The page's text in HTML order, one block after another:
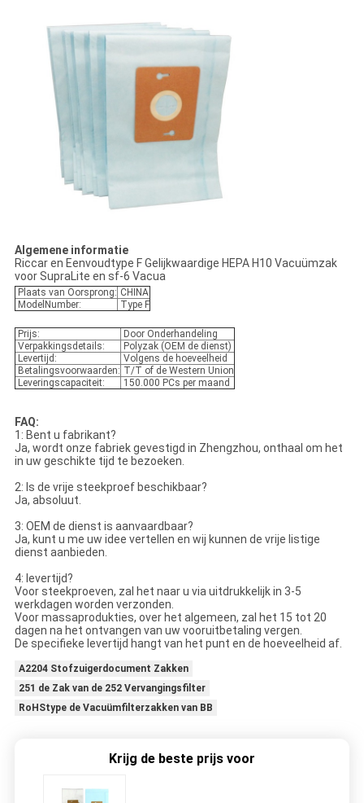
Algemene informatie
Riccar en Eenvoudtype F Gelijkwaardige HEPA H10 Vacuümzak
voor SupraLite en sf-6 Vacua
Plaats van Oorsprong: CHINA
ModelNumber:
Type F
Prijs:
Door Onderhandeling
Verpakkingsdetails:
Polyzak (OEM de dienst)
Levertijd:
Volgens de hoeveelheid
Betalingsvoorwaarden: T/T of de Western Union
Leveringscapaciteit:
150.000 PCs per maand
FAQ:
1: Bent u fabrikant?
Ja, wordt onze fabriek gevestigd in Zhengzhou, onthaal om het
in uw geschikte tijd te bezoeken.
2: Is de vrije steekproef beschikbaar?
Ja, absoluut.
3: OEM de dienst is aanvaardbaar?
Ja, kunt u me uw idee vertellen en wij kunnen de vrije listige
dienst aanbieden.
4: levertijd?
Voor steekproeven, zal het naar u via uitdrukkelijk in 3-5
werkdagen worden verzonden.
Voor massaprodukties, over het algemeen, zal het 15 tot 20
dagen na het ontvangen van uw vooruitbetaling vergen.
De specifieke levertijd hangt van het punt en de hoeveelheid af.
A2204 Stofzuigerdocument Zakken
251 de Zak van de 252 Vervangingsfilter
RoHStype de Vacuümfilterzakken van BB
Krijg de beste prijs voor